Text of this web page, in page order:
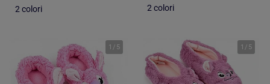
2 colori 2 colori
1 / 5 1 / 5